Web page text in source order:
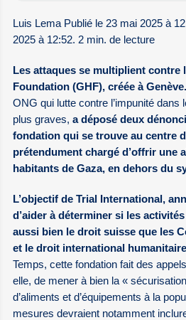
Luis Lema Publié le 23 mai 2025 à
2025 à 12:52. 2 min. de lecture
Les attaques se multiplient contre
Foundation (GHF), créée à Genève.
ONG qui lutte contre l’impunité dans
plus graves,a déposé deux
fondation qui se trouve au centre
prétendument chargé d’offrir une
habitants de Gaza, en dehors du
L’objectif de Trial International,
d’aider à déterminer si les
aussi bien le droit suisse que les
et le droit international
Temps, cette fondation fait des
elle, de mener à bien la «
d’aliments et d’équipements à la
mesures devraient notamment